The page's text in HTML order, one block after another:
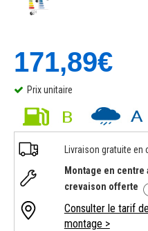
171,89€
Prix unitaire
Livraison gratuite en
Montage en centre
crevaison offerte
Consulter le tarif
montage >